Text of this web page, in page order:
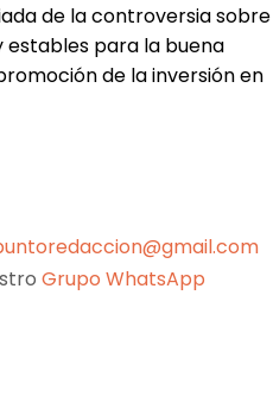
de la controversia sobre
estables para la buena
de la inversión en
Grupo WhatsApp